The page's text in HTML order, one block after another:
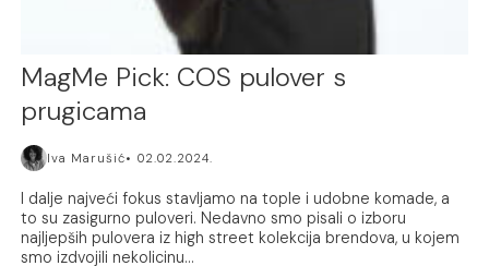
MagMe Pick: COS pulover s
prugicama
Iva Marušić 02.02.2024.
I dalje najveći fokus stavljamo na tople i udobne komade, a
to su zasigurno puloveri. Nedavno smo pisali o izboru
najljepših pulovera iz high street kolekcija brendova, u kojem
smo izdvojili nekolicinu...